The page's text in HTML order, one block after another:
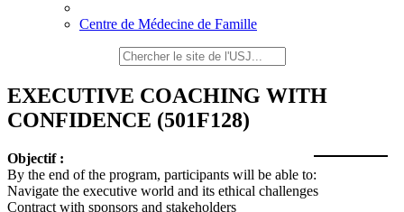
Centre de Médecine de Famille
EXECUTIVE COACHING WITH
CONFIDENCE (501F128)
Objectif :
By the end of the program, participants will be able to:
Navigate the executive world and its ethical challenges
Contract with sponsors and stakeholders